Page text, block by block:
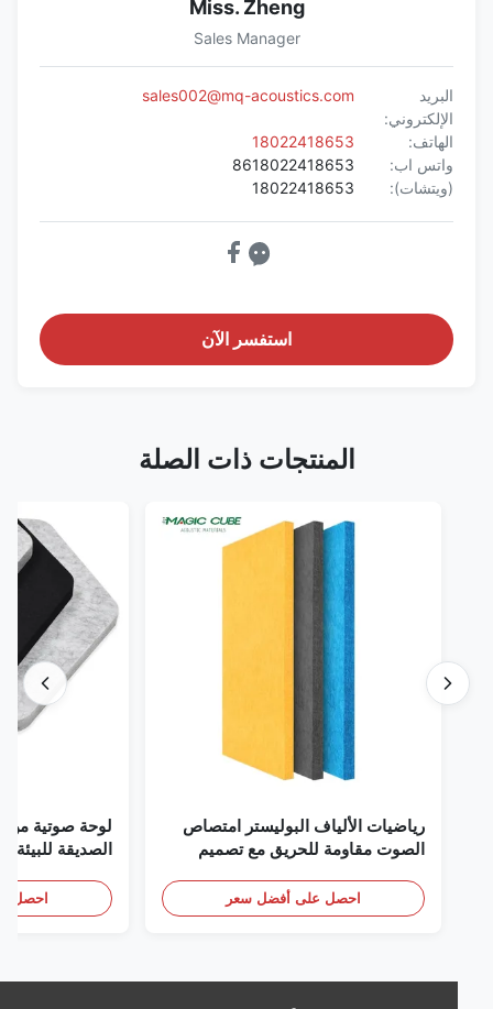
Miss. Zheng
Sales Manager
الإلكتروني:
sales002@mq-acoustics.com
الهاتف:
18022418653
واتس اب:
8618022418653
(ويتشات):
18022418653
استفسر الآن
المنتجات ذات الصلة
رياضيات الألياف البوليستر امتصاص
الصوت مقاومة للحريق مع تصميم
احصل على أفضل سعر
لوحة صوتية من
احصل على